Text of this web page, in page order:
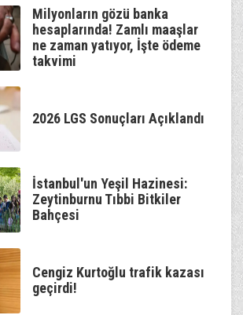
Milyonların gözü banka
hesaplarında! Zamlı maaşlar
ne zaman yatıyor, İşte ödeme
takvimi
2026 LGS Sonuçları Açıklandı
İstanbul'un Yeşil Hazinesi:
Zeytinburnu Tıbbi Bitkiler
Bahçesi
Cengiz Kurtoğlu trafik kazası
geçirdi!